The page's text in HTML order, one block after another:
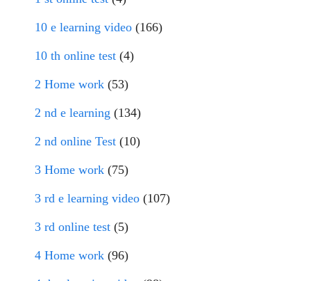
10 e learning video (166)
10 th online test (4)
2 Home work (53)
2 nd e learning (134)
2 nd online Test (10)
3 Home work (75)
3 rd e learning video (107)
3 rd online test (5)
4 Home work (96)